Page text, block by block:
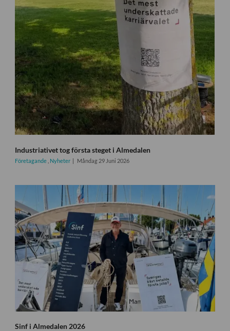
Industriativet tog första steget i Almedalen
Företagande Nyheter Måndag 29 Juni 2026
Sinf i Almedalen 2026